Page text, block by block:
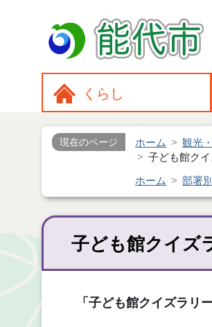
くらし
現在のページ ホーム 観光
子ども館ク
ホーム 部署
子ども館クイズ
「子ども館クイズラリ